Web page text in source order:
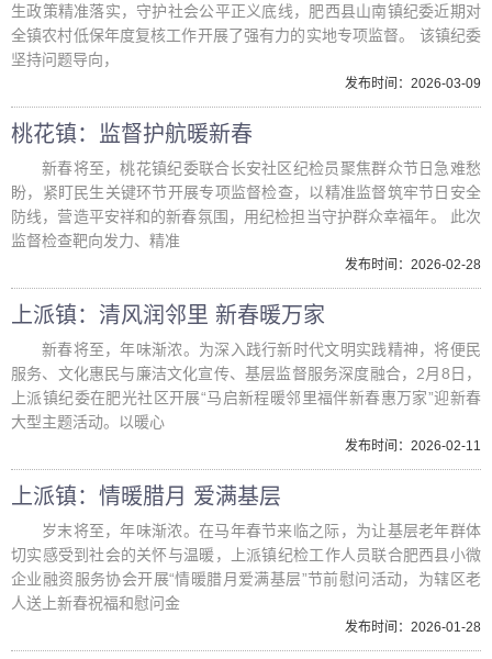
生政策精准落实，守护社会公平正义底线，肥西县山南镇纪委近期对
全镇农村低保年度复核工作开展了强有力的实地专项监督。 该镇纪委
坚持问题导向，
发布时间：2026-03-09
桃花镇：监督护航暖新春
新春将至，桃花镇纪委联合长安社区纪检员聚焦群众节日急难愁
盼，紧盯民生关键环节开展专项监督检查，以精准监督筑牢节日安全
防线，营造平安祥和的新春氛围，用纪检担当守护群众幸福年。 此次
监督检查靶向发力、精准
发布时间：2026-02-28
上派镇：清风润邻里 新春暖万家
新春将至，年味渐浓。为深入践行新时代文明实践精神，将便民
服务、文化惠民与廉洁文化宣传、基层监督服务深度融合，2月8日，
上派镇纪委在肥光社区开展“马启新程暖邻里福伴新春惠万家”迎新春
大型主题活动。以暖心
发布时间：2026-02-11
上派镇：情暖腊月 爱满基层
岁末将至，年味渐浓。在马年春节来临之际，为让基层老年群体
切实感受到社会的关怀与温暖，上派镇纪检工作人员联合肥西县小微
企业融资服务协会开展“情暖腊月爱满基层”节前慰问活动，为辖区老
人送上新春祝福和慰问金
发布时间：2026-01-28